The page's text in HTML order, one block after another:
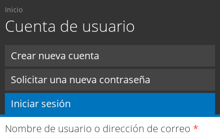
principal
Usted está aquí
Inicio
Cuenta de usuario
Crear nueva cuenta
Solicitar una nueva contraseña
Iniciar sesión
Nombre de usuario o dirección de correo *